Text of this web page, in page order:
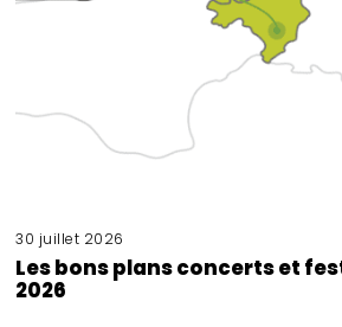
30 juillet 2026
Les bons plans concerts et
2026